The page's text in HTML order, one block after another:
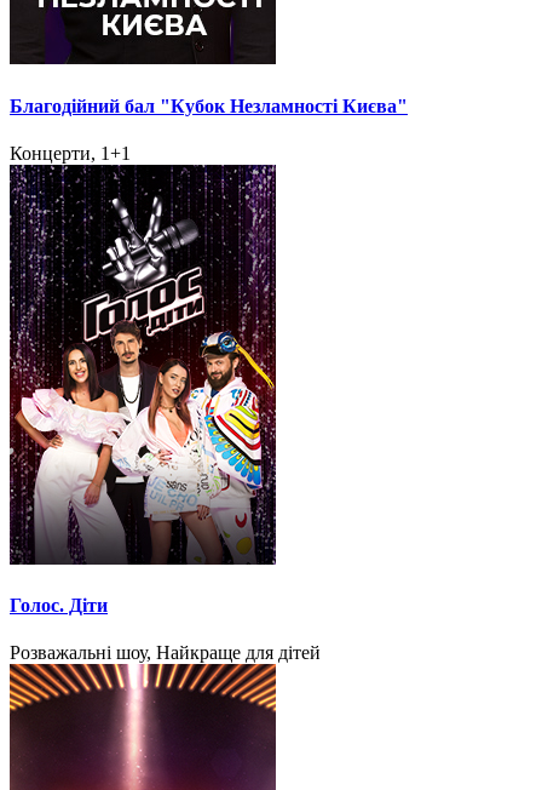
Благодійний бал "Кубок Незламності Києва"
Концерти, 1+1
Голос. Діти
Розважальні шоу, Найкраще для дітей